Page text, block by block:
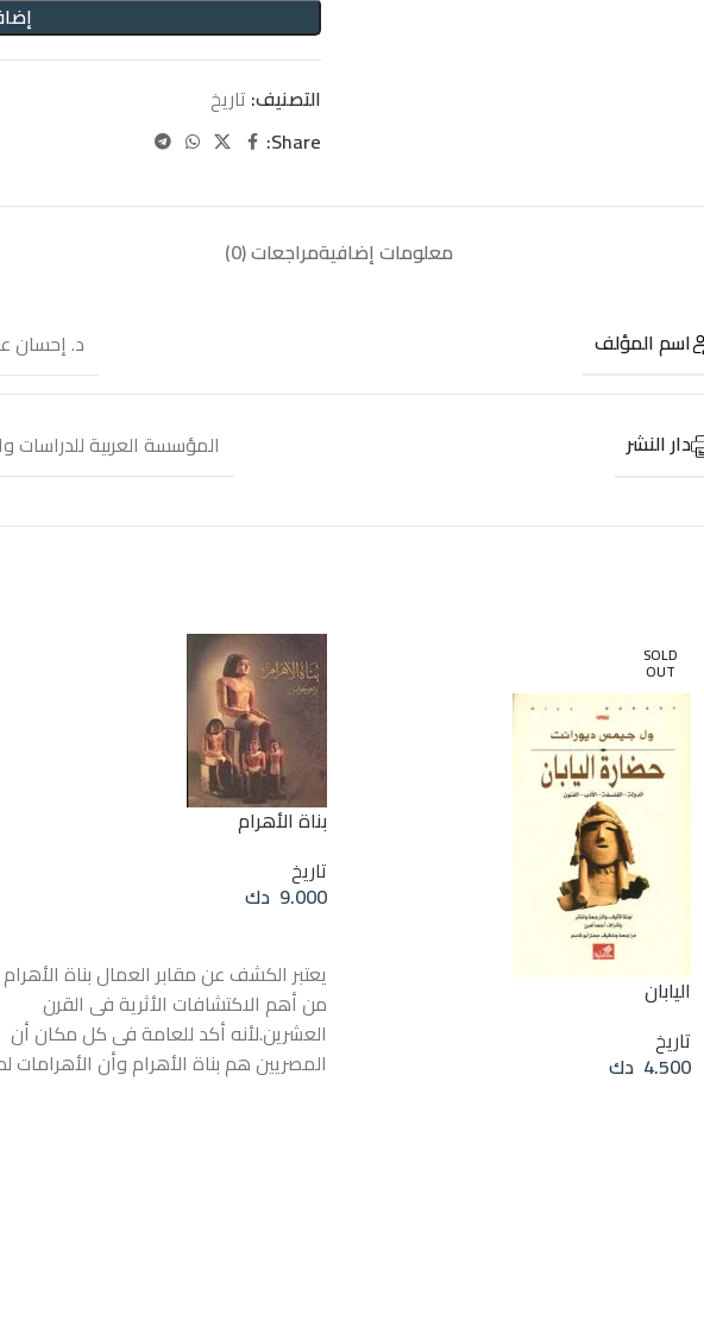
التصنيف: تاريخ
Share:
معلومات إضافيةمراجعات (0)
اسم المؤلف د. إحسان
دار النشر المؤسسة العربية للدراسات
SOLD
OUT
اليابان
تاريخ
4.500 دك
بناة الأهرام
تاريخ
9.000 دك
يعتبر الكشف عن مقابر العمال بناة الأهرام
من أهم الاكتشافات الأثرية فى القرن
العشرين.لأنه أكد للعامة فى كل مكان أن
المصريين هم بناة الأهرام وأن الأهرامات